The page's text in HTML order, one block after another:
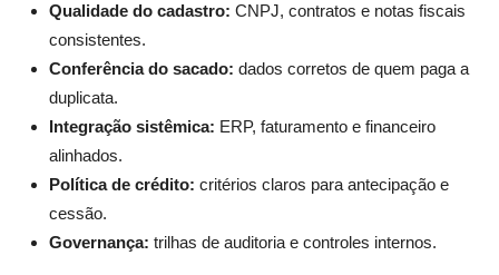
Qualidade do cadastro: CNPJ, contratos e notas fiscais
consistentes.
Conferência do sacado: dados corretos de quem paga a
duplicata.
Integração sistêmica: ERP, faturamento e financeiro
alinhados.
Política de crédito: critérios claros para antecipação e
cessão.
Governança: trilhas de auditoria e controles internos.